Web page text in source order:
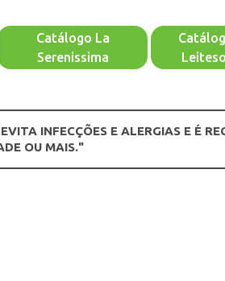
Catálogo La
Serenissima
INFECÇÕES E ALERGIAS E É
OU MAIS."